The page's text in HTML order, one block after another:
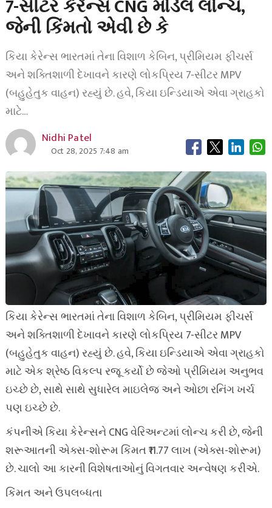
7-સીટર કેરેન્સ CNG મોડેલ લોન્ચ,
જેની કિંમતો એવી છે કે
કિયા કેરેન્સ ભારતમાં તેના વિશાળ કેબિન, પ્રીમિયમ ફીચર્સ
અને શક્તિશાળી દેખાવને કારણે લોકપ્રિય 7-સીટર MPV
(બહુહેતુક વાહન) રહ્યું છે. હવે, કિયા ઇન્ડિયાએ એવા ગ્રાહકો
માટે…
Nidhi Patel
Oct 28, 2025 7:48 am
કિયા કેરેન્સ ભારતમાં તેના વિશાળ કેબિન, પ્રીમિયમ ફીચર્સ
અને શક્તિશાળી દેખાવને કારણે લોકપ્રિય 7-સીટર MPV
(બહુહેતુક વાહન) રહ્યું છે. હવે, કિયા ઇન્ડિયાએ એવા ગ્રાહકો
માટે એક શ્રેષ્ઠ વિકલ્પ રજૂ કર્યો છે જેઓ પ્રીમિયમ અનુભવ
ઇચ્છે છે, સાથે સાથે સુધારેલ માઇલેજ અને ઓછા રનિંગ ખર્ચ
પણ ઇચ્છે છે.
કંપનીએ કિયા કેરેન્સને CNG વેરિઅન્ટમાં લોન્ચ કરી છે, જેની
શરૂઆતની એક્સ-શોરૂમ કિંમત ₹11.77 લાખ (એક્સ-શોરૂમ)
છે. ચાલો આ કારની વિશેષતાઓનું વિગતવાર અન્વેષણ કરીએ.
કિંમત અને ઉપલબ્ધતા